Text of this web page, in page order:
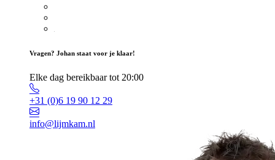
Vragen? Johan staat voor je klaar!
Elke dag bereikbaar tot 20:00
+31 (0)6 19 90 12 29
info@lijmkam.nl